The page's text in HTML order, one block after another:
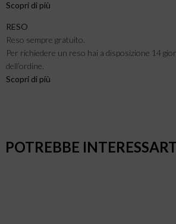
Scopri di più
RESO
Reso sempre gratuito.
Per richiedere un reso hai a disposizione 14
dell’ordine.
Scopri di più
POTREBBE